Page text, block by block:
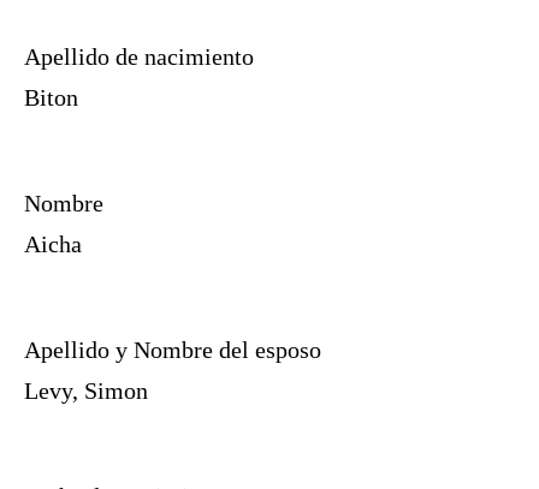
Apellido de nacimiento
Biton
Nombre
Aicha
Apellido y Nombre del esposo
Levy, Simon